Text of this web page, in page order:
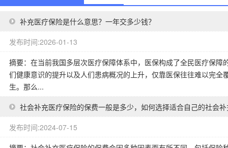
补充医疗保险是什么意思？一年交多少钱？
发布时间:2026-01-13
摘要：在当前我国多层次医疗保障体系中，医保构成了全民医疗保障
们健康意识的提升以及人们患病概况的上升，仅靠医保往往难以完
生。那么...
社会补充医疗保险的保费一般是多少，如何选择适合自己的社会
发布时间:2024-07-15